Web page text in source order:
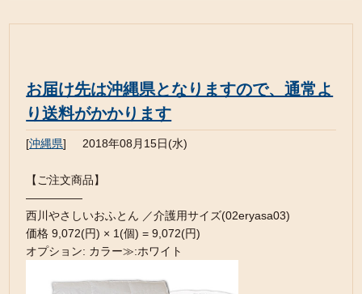
お届け先は沖縄県となりますので、通常よ
り送料がかかります
[沖縄県] 2018年08月15日(水)
【ご注文商品】
—————
西川やさしいおふとん ／介護用サイズ(02eryasa03)
価格 9,072(円) × 1(個) = 9,072(円)
オプション: カラー≫:ホワイト